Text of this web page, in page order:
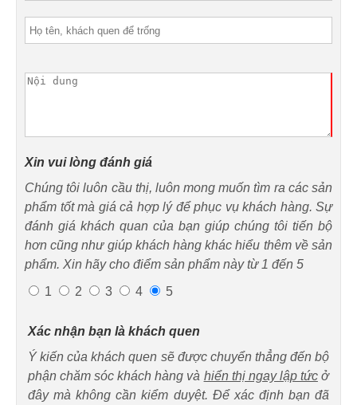
Xin vui lòng đánh giá
Chúng tôi luôn cầu thị, luôn mong muốn tìm ra các sản
phẩm tốt mà giá cả hợp lý để phục vụ khách hàng. Sự
đánh giá khách quan của bạn giúp chúng tôi tiến bộ
hơn cũng như giúp khách hàng khác hiểu thêm về sản
phẩm. Xin hãy cho điểm sản phẩm này từ 1 đến 5
1
2 3 4 5
Xác nhận bạn là khách quen
Ý kiến của khách quen sẽ được chuyển thẳng đến bộ
phận chăm sóc khách hàng và hiển thị ngay lập tứcở
đây mà không cần kiểm duyệt. Để xác định bạn đã